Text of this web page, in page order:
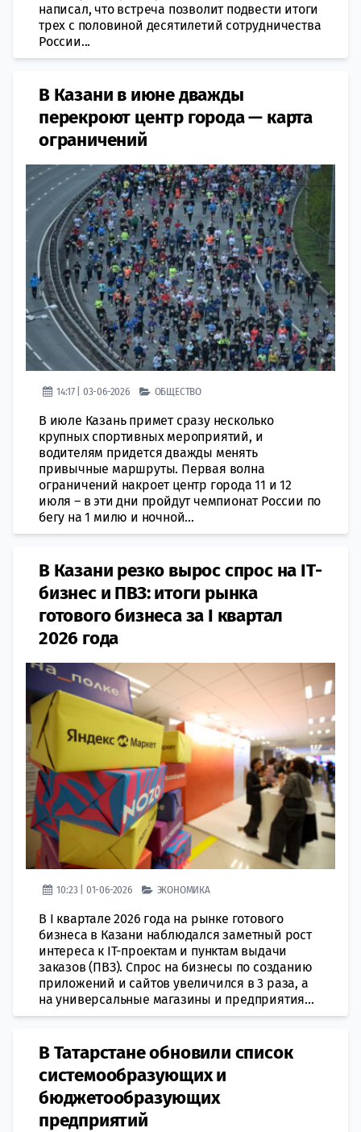
написал, что встреча позволит подвести итоги
трех с половиной десятилетий сотрудничества
России...
В Казани в июне дважды
перекроют центр города — карта
ограничений
14:17 | 03-06-2026 ОБЩЕСТВО
В июле Казань примет сразу несколько
крупных спортивных мероприятий, и
водителям придется дважды менять
привычные маршруты. Первая волна
ограничений накроет центр города 11 и 12
июля – в эти дни пройдут чемпионат России по
бегу на 1 милю и ночной...
В Казани резко вырос спрос на IT-
бизнес и ПВЗ: итоги рынка
готового бизнеса за I квартал
2026 года
10:23 | 01-06-2026 ЭКОНОМИКА
В I квартале 2026 года на рынке готового
бизнеса в Казани наблюдался заметный рост
интереса к IT-проектам и пунктам выдачи
заказов (ПВЗ). Спрос на бизнесы по созданию
приложений и сайтов увеличился в 3 раза, а
на универсальные магазины и предприятия...
В Татарстане обновили список
системообразующих и
бюджетообразующих
предприятий